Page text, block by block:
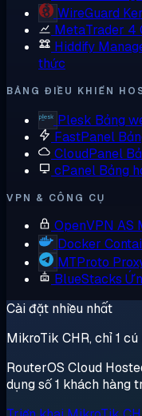
WireGuard
MetaTrader 4
Hiddify
thức
BẢNG ĐIỀU KHIỂN
Plesk Bảng
FastPanel
CloudPanel
cPanel Bảng
VPN & CÔNG CỤ
OpenVPN AS
Docker
MTProto
BlueStacks
Cài đặt nhiều nhất
MikroTik CHR, chỉ 1 cú
RouterOS Cloud
dụng số 1 khách hàng